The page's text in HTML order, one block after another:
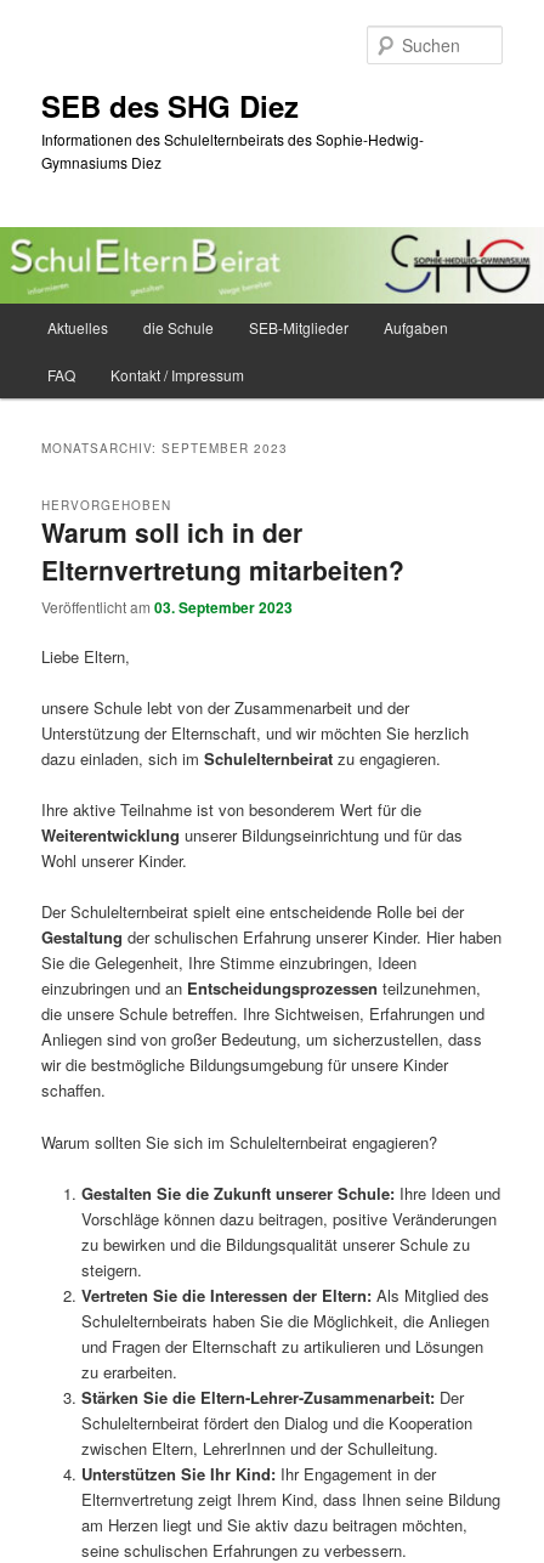
SEB des SHG Diez
Informationen des Schulelternbeirats des Sophie-Hedwig-
Gymnasiums Diez
Aktuelles die Schule SEB-Mitglieder Aufgaben
FAQ Kontakt / Impressum
MONATSARCHIV:SEPTEMBER 2023
Warum soll ich in der
Elternvertretung mitarbeiten?
HERVORGEHOBEN
Veröffentlicht am03. September 2023
Liebe Eltern,
unsere Schule lebt von der Zusammenarbeit und der
Unterstützung der Elternschaft, und wir möchten Sie herzlich
dazu einladen, sich imSchulelternbeirat zu engagieren.
Ihre aktive Teilnahme ist von besonderem Wert für die
Weiterentwicklung unserer Bildungseinrichtung und für das
Wohl unserer Kinder.
Der Schulelternbeirat spielt eine entscheidende Rolle bei der
Gestaltung der schulischen Erfahrung unserer Kinder. Hier haben
Sie die Gelegenheit, Ihre Stimme einzubringen, Ideen
einzubringen und an Entscheidungsprozessen teilzunehmen,
die unsere Schule betreffen. Ihre Sichtweisen, Erfahrungen und
Anliegen sind von großer Bedeutung, um sicherzustellen, dass
wir die bestmögliche Bildungsumgebung für unsere Kinder
schaffen.
Warum sollten Sie sich im Schulelternbeirat engagieren?
Gestalten Sie die Zukunft unserer Schule:Ihre Ideen und
Vorschläge können dazu beitragen, positive Veränderungen
zu bewirken und die Bildungsqualität unserer Schule zu
steigern.
Vertreten Sie die Interessen der Eltern:Als Mitglied des
Schulelternbeirats haben Sie die Möglichkeit, die Anliegen
und Fragen der Elternschaft zu artikulieren und Lösungen
zu erarbeiten.
Stärken Sie die Eltern-Lehrer-Zusammenarbeit:Der
Schulelternbeirat fördert den Dialog und die Kooperation
zwischen Eltern, LehrerInnen und der Schulleitung.
Unterstützen Sie Ihr Kind:Ihr Engagement in der
Elternvertretung zeigt Ihrem Kind, dass Ihnen seine Bildung
am Herzen liegt und Sie aktiv dazu beitragen möchten,
seine schulischen Erfahrungen zu verbessern.